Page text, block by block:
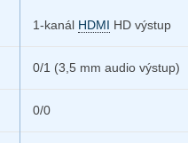
1-kanál HDMI HD výstup
0/1 (3,5 mm audio výstup)
0/0